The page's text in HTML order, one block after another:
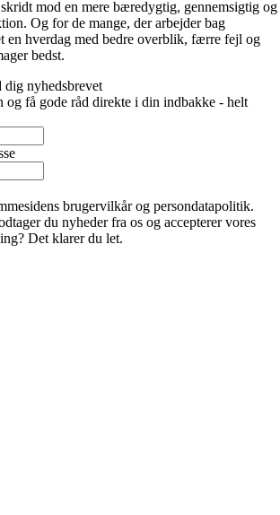
mod en mere bæredygtig, gennemsigtig og
Og for de mange, der arbejder bag
en hverdag med bedre overblik, færre fejl og
bedst.
nyhedsbrevet
få gode råd direkte i din indbakke - helt
brugervilkår og persondatapolitik.
du nyheder fra os og accepterer vores
Det klarer du let.